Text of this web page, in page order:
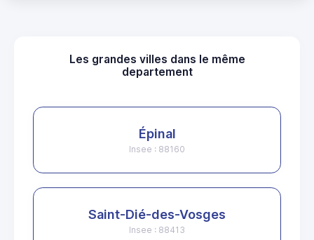
Les grandes villes dans le même
departement
Épinal
Insee : 88160
Saint-Dié-des-Vosges
Insee : 88413